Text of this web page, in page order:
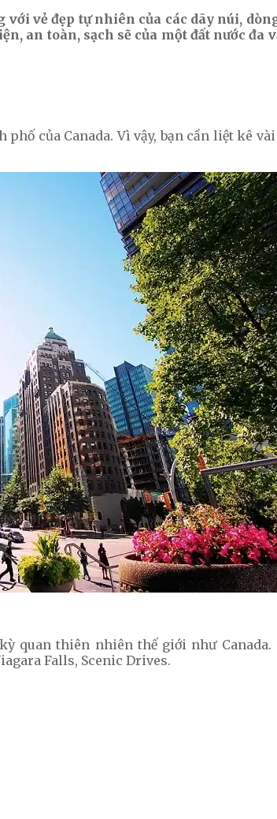
với vẻ đẹp tự nhiên của các dãy núi,
an toàn, sạch sẽ của một đất nước
của Canada. Vì vậy, bạn cần liệt kê
quan thiên nhiên thế giới như
Falls, Scenic Drives.